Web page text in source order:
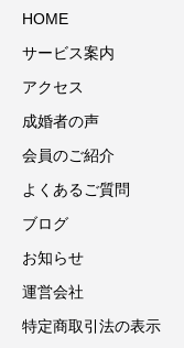
HOME
サービス案内
アクセス
成婚者の声
会員のご紹介
よくあるご質問
ブログ
お知らせ
運営会社
特定商取引法の表示